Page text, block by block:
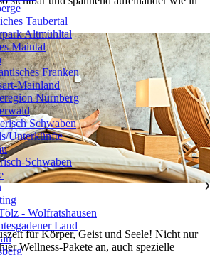
für Körper, Geist und Seele! Nicht nur
Wellness-Pakete an, auch spezielle
Taubertal
Altmühltal
Maintal
Franken
Mainland
Nürnberg
Schwaben
❯
Unterkünfte
Schwaben
❯
- Wolfratshausen
Land